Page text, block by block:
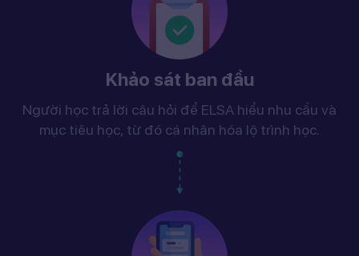
Khảo sát ban đầu
Người học trả lời câu hỏi để ELSA hiểu nhu cầu và
mục tiêu học, từ đó cá nhân hóa lộ trình học.